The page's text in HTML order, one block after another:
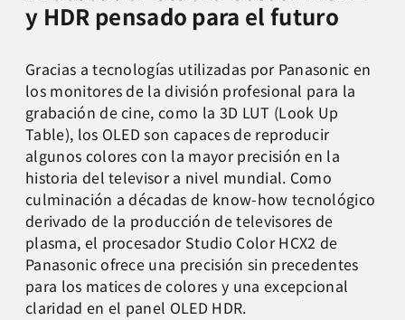
y HDR pensado para el futuro
Gracias a tecnologías utilizadas por Panasonic en
los monitores de la división profesional para la
grabación de cine, como la 3D LUT (Look Up
Table), los OLED son capaces de reproducir
algunos colores con la mayor precisión en la
historia del televisor a nivel mundial. Como
culminación a décadas de know-how tecnológico
derivado de la producción de televisores de
plasma, el procesador Studio Color HCX2 de
Panasonic ofrece una precisión sin precedentes
para los matices de colores y una excepcional
claridad en el panel OLED HDR.